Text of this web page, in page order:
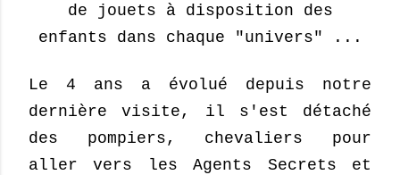
de jouets à disposition des
enfants dans chaque "univers" ...
Le 4 ans a évolué depuis notre
dernière visite, il s'est détaché
des pompiers, chevaliers pour
aller vers les Agents Secrets et